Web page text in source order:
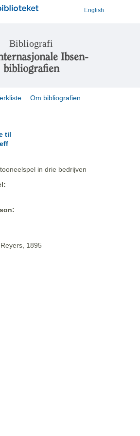
English
Bibliografi
Ibsen-
bibliografien
Om bibliografien
til
in drie bedrijven
1895